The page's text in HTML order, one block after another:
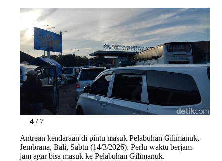
4 / 7
Antrean kendaraan di pintu masuk Pelabuhan Gilimanuk,
Jembrana, Bali, Sabtu (14/3/2026). Perlu waktu berjam-
jam agar bisa masuk ke Pelabuhan Gilimanuk.